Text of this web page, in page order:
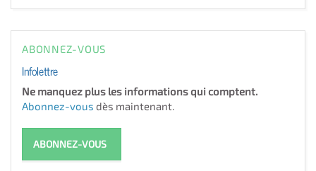
ABONNEZ-VOUS
Infolettre
Ne manquez plus les informations qui comptent.
Abonnez-vous dès maintenant.
ABONNEZ-VOUS